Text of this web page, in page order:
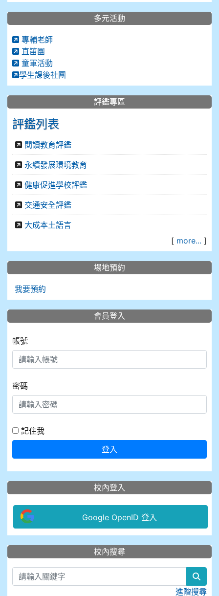
多元活動
專輔老師
直笛團
童軍活動
學生課後社團
評鑑專區
評鑑列表
閱讀教育評鑑
永續發展環境教育
健康促進學校評鑑
交通安全評鑑
大成本土語言
[ more... ]
場地預約
我要預約
會員登入
帳號
密碼
記住我
登入
校內登入
Google OpenID 登入
::: 校內搜尋
進階搜尋